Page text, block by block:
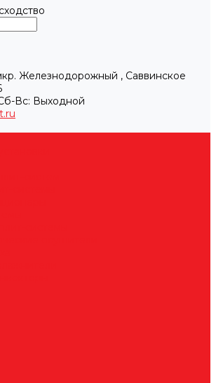
Железнодорожный , Саввинское
Вс: Выходной